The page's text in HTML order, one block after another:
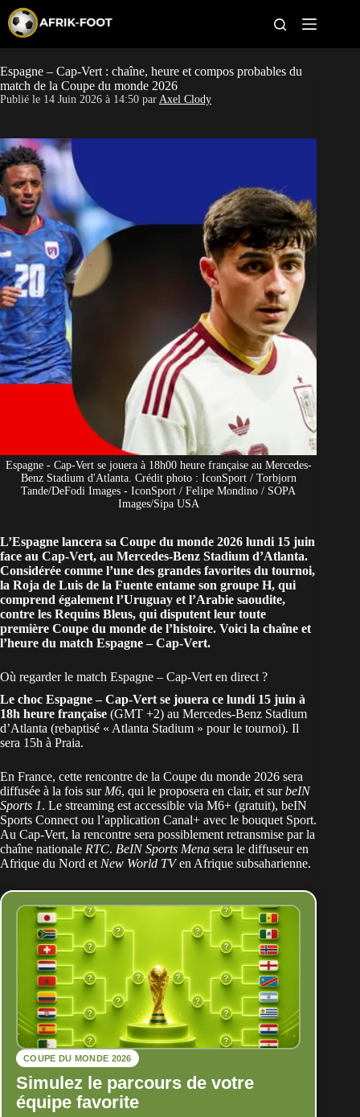
p
t
o
c
o
t
e
n
t
CAN féminine
Classement
Paris sportifs
Espagne – Cap-Vert : chaîne, heure et compos probables du
match de la Coupe du monde 2026
Publié le 14 Juin 2026 à 14:50 par Axel Clody
Espagne - Cap-Vert se jouera à 18h00 heure française au Mercedes-
Benz Stadium d'Atlanta. Crédit photo : IconSport / Torbjorn
Tande/DeFodi Images - IconSport / Felipe Mondino / SOPA
Images/Sipa USA
L’Espagne lancera sa Coupe du monde 2026 lundi 15 juin
face au Cap-Vert, au Mercedes-Benz Stadium d’Atlanta.
Considérée comme l’une des grandes favorites du tournoi,
la Roja de Luis de la Fuente entame son groupe H, qui
comprend également l’Uruguay et l’Arabie saoudite,
contre les Requins Bleus, qui disputent leur toute
première Coupe du monde de l’histoire. Voici la chaîne et
l’heure du match Espagne – Cap-Vert.
Où regarder le match Espagne – Cap-Vert en direct ?
Le choc Espagne – Cap-Vert se jouera ce lundi 15 juin à
18h heure française (GMT +2) au Mercedes-Benz Stadium
d’Atlanta (rebaptisé « Atlanta Stadium » pour le tournoi). Il
sera 15h à Praia.
En France, cette rencontre de la Coupe du monde 2026 sera
diffusée à la fois sur M6, qui le proposera en clair, et surbeIN
Sports 1. Le streaming est accessible via M6+ (gratuit), beIN
Sports Connect ou l’application Canal+ avec le bouquet Sport.
Au Cap-Vert, la rencontre sera possiblement retransmise par la
chaîne nationale RTC. BeIN Sports Mena sera le diffuseur en
Afrique du Nord et New World TVen Afrique subsaharienne.
COUPE DU MONDE 2026
Simulez le parcours de votre
équipe favorite